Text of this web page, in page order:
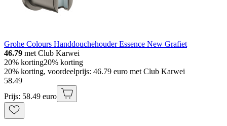
Grohe Colours Handdouchehouder Essence New Grafiet
46.79 met Club Karwei
20% korting20% korting
20% korting, voordeelprijs: 46.79 euro met Club Karwei
58.49
Prijs: 58.49 euro